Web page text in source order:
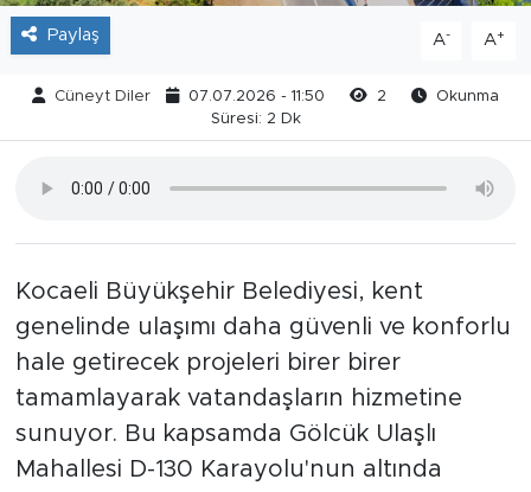
Paylaş A- A+
Cüneyt Diler 07.07.2026 - 11:50 2
Okunma
Süresi: 2 Dk
Kocaeli Büyükşehir Belediyesi, kent
genelinde ulaşımı daha güvenli ve konforlu
hale getirecek projeleri birer birer
tamamlayarak vatandaşların hizmetine
sunuyor. Bu kapsamda Gölcük Ulaşlı
Mahallesi D-130 Karayolu'nun altında